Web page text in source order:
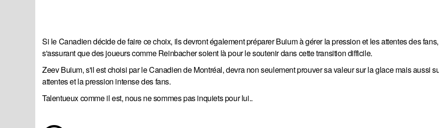
Si le Canadien décide de faire ce choix, ils devront également préparer Buium à gérer la pression et les attentes des
s'assurant que des joueurs comme Reinbacher soient là pour le soutenir dans cette transition difficile.
Zeev Buium, s'il est choisi par le Canadien de Montréal, devra non seulement prouver sa valeur sur la glace mais aussi
attentes et la pression intense des fans.
Talentueux comme il est, nous ne sommes pas inquiets pour lui..